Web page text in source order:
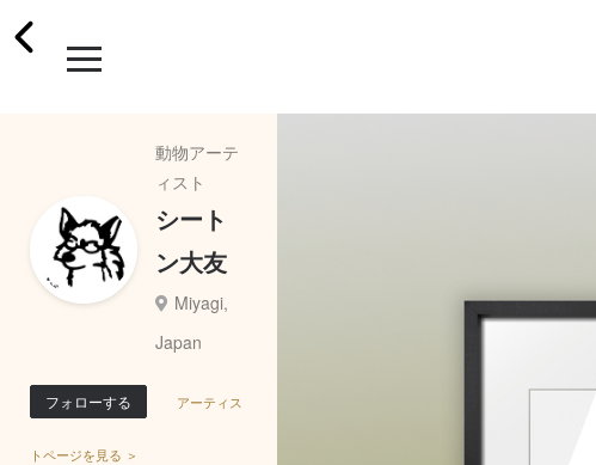
動物アーテ
ィスト
シート
ン大友
Miyagi,
Japan
フォローする アーティス
トページを見る ＞